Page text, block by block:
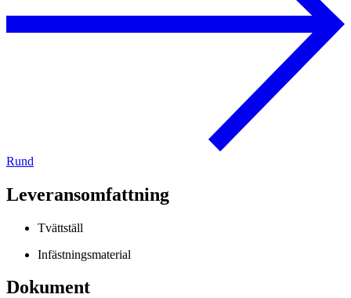
Rund
Leveransomfattning
Tvättställ
Infästningsmaterial
Dokument